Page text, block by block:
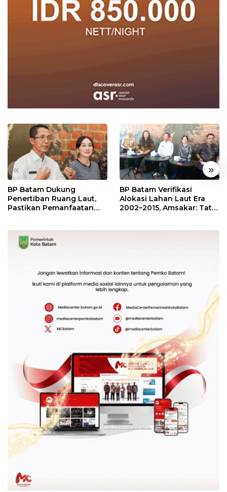
« »
BP Batam Dukung
Penertiban Ruang Laut,
Pastikan Pemanfaatan
BP Batam Verifikasi
Alokasi Lahan Laut Era
2002–2015, Amsakar: Tata